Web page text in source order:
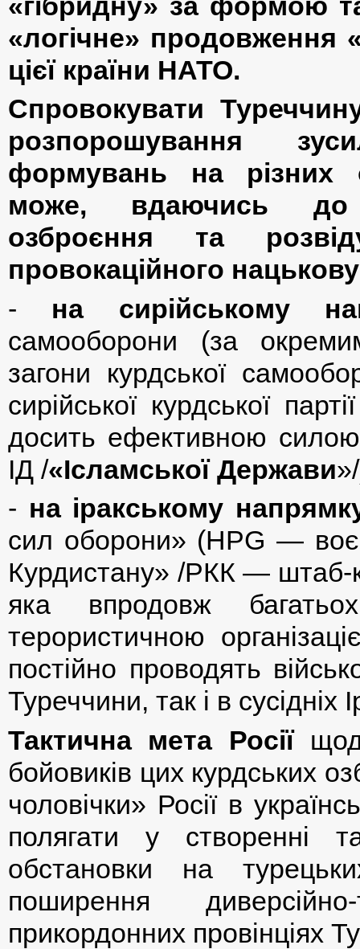
«логічне» продовження
цієї країни НАТО.
Спровокувати
розпорошування
формувань на різних
може, вдаючись до
озброєння та
провокаційного
- на сирійському
самооборони (за
загони курдської
сирійської курдської
досить ефективною
ІД /«Ісламської Держави
- на іракському
сил оборони» (HPG —
Курдистану» /РКК — штаб-
яка впродовж
терористичною
постійно проводять
Туреччини, так і в сусідніх
Тактична мета Росії
бойовиків цих курдських
чоловічки» Росії в
полягати у створенні
обстановки на
поширення
прикордонних провінціях